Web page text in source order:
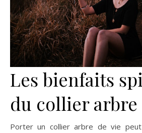
Les bienfaits
du collier arbre
Porter un collier arbre de vie